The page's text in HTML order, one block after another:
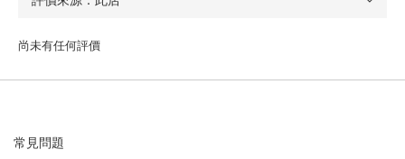
尚未有任何評價
常見問題